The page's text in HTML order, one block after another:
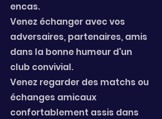
encas.
Venez échanger avec vos
adversaires, partenaires, amis
dans la bonne humeur d'un
club convivial.
Venez regarder des matchs ou
échanges amicaux
confortablement assis dans